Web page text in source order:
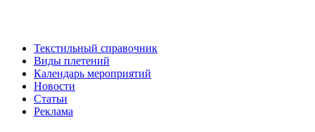
Текстильный справочник
Виды плетений
Календарь мероприятий
Новости
Статьи
Реклама